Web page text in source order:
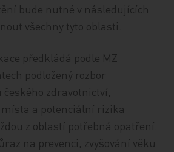
bude nutné v následujících
všechny tyto oblasti.
předkládá podle MZ
podložený rozbor
zdravotnictví,
a potenciální rizika
z oblastí potřebná opatření.
na prevenci, zvyšování věku